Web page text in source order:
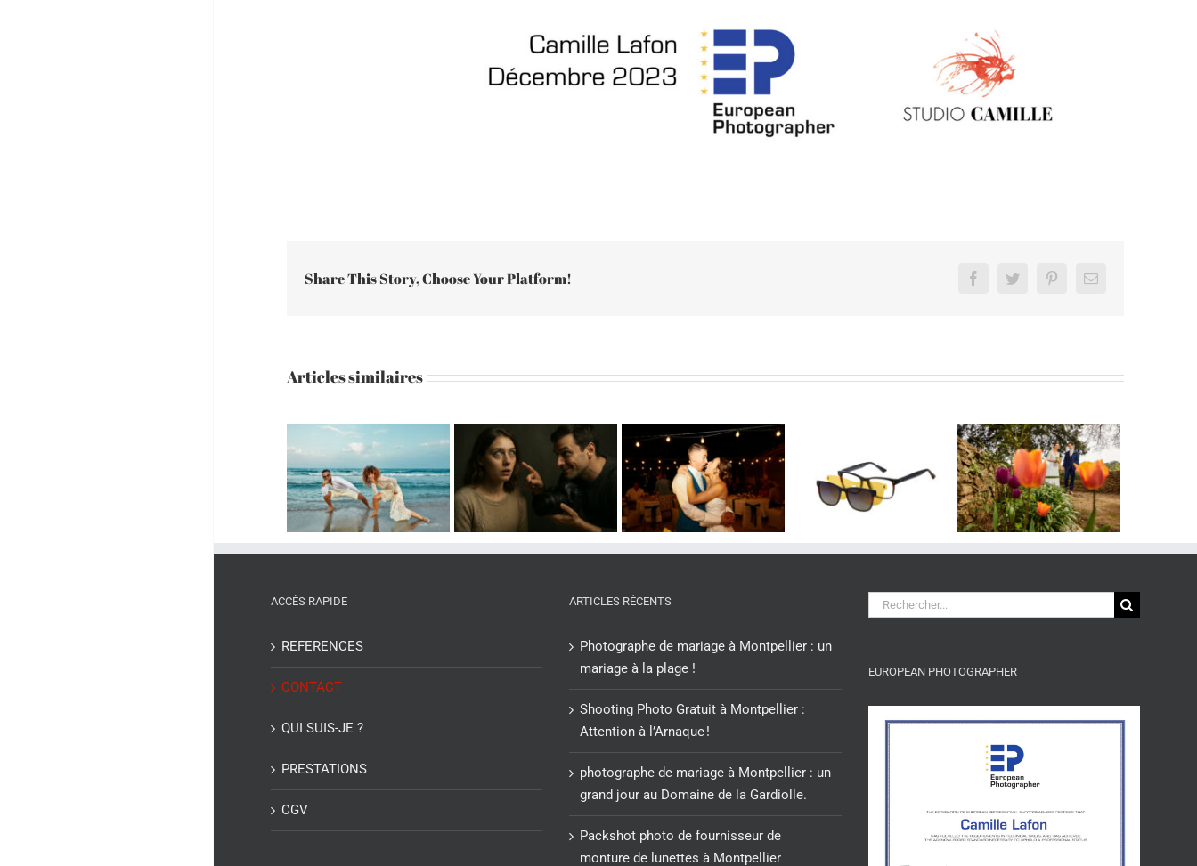
Share This Story, Choose Your Platform! FacebookTwitter PinterestEmail
Articles similaires
Shooting Photo
Gratuit à
Montpellier :
Attention à
l’Arnaque !
photographe de
mariage à
Montpellier : un
grand jour au
Domaine de la
Gardiolle.
Packshot photo de
fournisseur de
monture de
lunettes à
Montpellier
Château Bas
d’Aumelas.
Photographe à
Montpellier
ACCÈS RAPIDE
REFERENCES
CONTACT
QUI SUIS-JE ?
PRESTATIONS
CGV
ARTICLES RÉCENTS
Photographe de mariage à Montpellier : un
mariage à la plage !
Shooting Photo Gratuit à Montpellier :
Attention à l’Arnaque !
photographe de mariage à Montpellier : un
grand jour au Domaine de la Gardiolle.
Packshot photo de fournisseur de
monture de lunettes à Montpellier
Rechercher:
EUROPEAN PHOTOGRAPHER